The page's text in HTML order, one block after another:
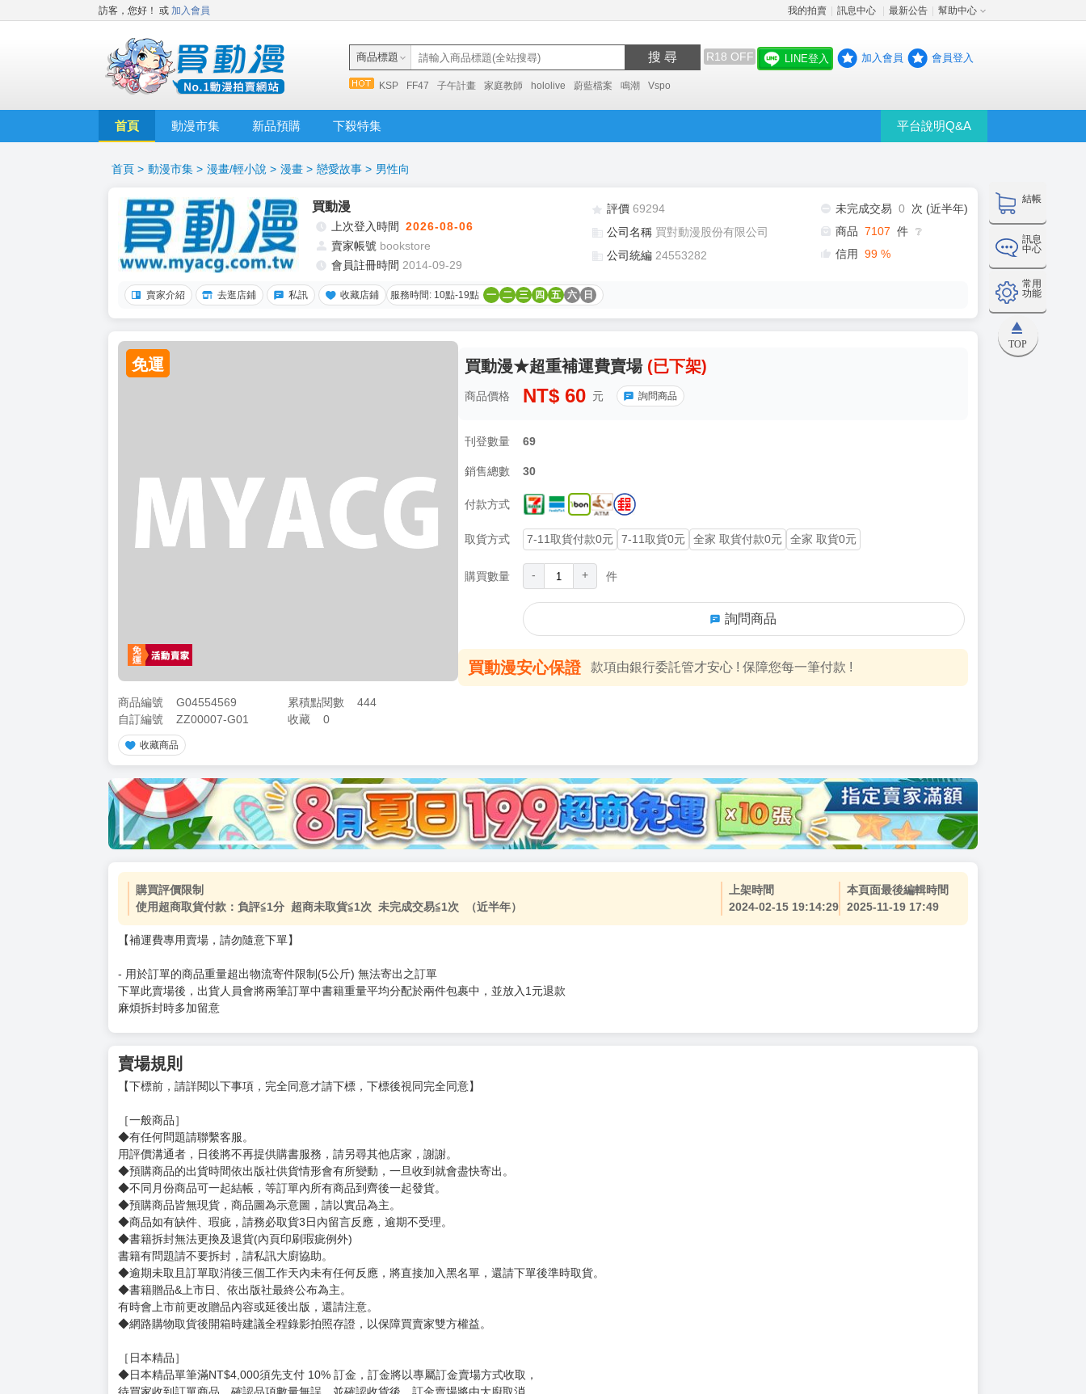
訪客，您好！ 或 加入會員 我的拍賣 訊息中心 最新公告 幫助中心
商品標題 搜 尋 R18 OFF
KSP FF47 子午計畫 家庭教師 hololive 蔚藍檔案 鳴潮 Vspo
LINE登入 加入會員 會員登入
首頁 動漫市集 新品預購 下殺特集 平台說明Q&A
結帳
訊息
中心
常用
功能
TOP
首頁 > 動漫市集 > 漫畫/輕小說 > 漫畫 > 戀愛故事 > 男性向
買動漫
上次登入時間 2026-08-06
賣家帳號 bookstore
會員註冊時間 2014-09-29
評價 69294
公司名稱 買對動漫股份有限公司
公司統編 24553282
未完成交易 0
次 (近半年)
商品 7107 件 ❔
信用 99 %
賣家介紹 去逛店鋪 私訊 收藏店鋪 服務時間: 10點-19點 一 二 三 四 五 六 日
免運
商品編號 G04554569 累積點閱數
444
自訂編號
ZZ00007-G01 收藏 0
收藏商品
買動漫★超重補運費賣場 (已下架)
商品價格 NT$ 60 元 詢問商品
刊登數量 69
銷售總數 30
付款方式
取貨方式 7-11取貨付款0元 7-11取貨0元 全家 取貨付款0元 全家 取貨0元
購買數量 - + 件
詢問商品
買動漫安心保證 款項由銀行委託管才安心 ! 保障您每一筆付款 !
加價購 ( 共
(加購品) 買動漫★《$15元-加固紙箱包裝》
-
+
購買評價限制
使用超商取貨付款：負評≦1分 超商未取貨≦1次 未完成交易≦1次 （近半年）
- 用於訂單的商品重量超出物流寄件限制(5公斤) 無法寄出之訂單
下單此賣場後，出貨人員會將兩筆訂單中書籍重量平均分配於兩件包裹中，並放入1元退款
麻煩拆封時多加留意
賣場規則
【下標前，請詳閱以下事項，完全同意才請下標，下標後視同完全同意】
［一般商品］
◆有任何問題請聯繫客服。
用評價溝通者，日後將不再提供購書服務，請另尋其他店家，謝謝。
◆不同月份商品可一起結帳，等訂單內所有商品到齊後一起發貨。
◆預購商品皆無現貨，商品圖為示意圖，請以實品為主。
◆商品如有缺件、瑕疵，請務必取貨3日內留言反應，逾期不受理。